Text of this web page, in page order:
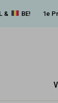
& BE! 1e